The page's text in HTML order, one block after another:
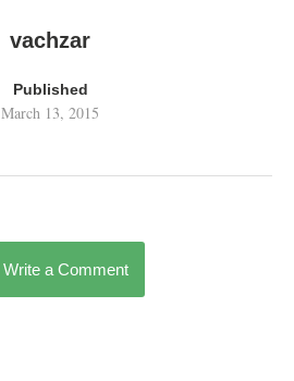
vachzar
Published
March 13, 2015
Write a Comment